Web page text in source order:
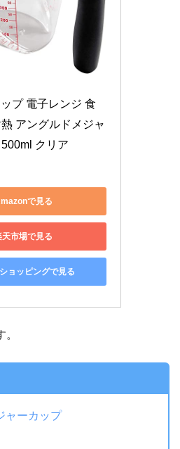
プ 電子レンジ 食
アングルドメジャ
クリア
で見る
天市場で見る
ョッピングで見る
ャーカップ